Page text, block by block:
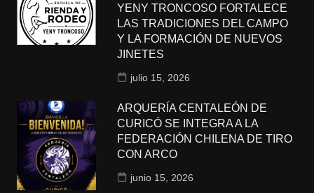
YENY TRONCOSO FORTALECE
LAS TRADICIONES DEL CAMPO
Y LA FORMACIÓN DE NUEVOS
JINETES
julio 15, 2026
ARQUERÍA CENTALEÓN DE
CURICÓ SE INTEGRA A LA
FEDERACIÓN CHILENA DE TIRO
CON ARCO
junio 15, 2026